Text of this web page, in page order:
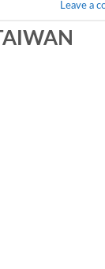
Leave a